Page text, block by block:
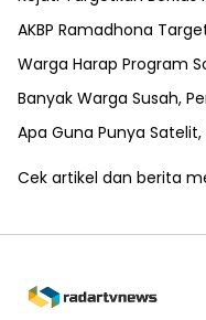
AKBP Ramadhona
Warga Harap Program
Banyak Warga Susah,
Apa Guna Punya
Cek artikel dan berita